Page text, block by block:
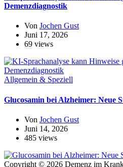
Demenzdiagnostik
Von Jochen Gust
Juni 17, 2026
69 views
Allgemein & Speziell
Glucosamin bei Alzheimer: Neue
Von Jochen Gust
Juni 14, 2026
485 views
Copyright © 2026 Demenz im